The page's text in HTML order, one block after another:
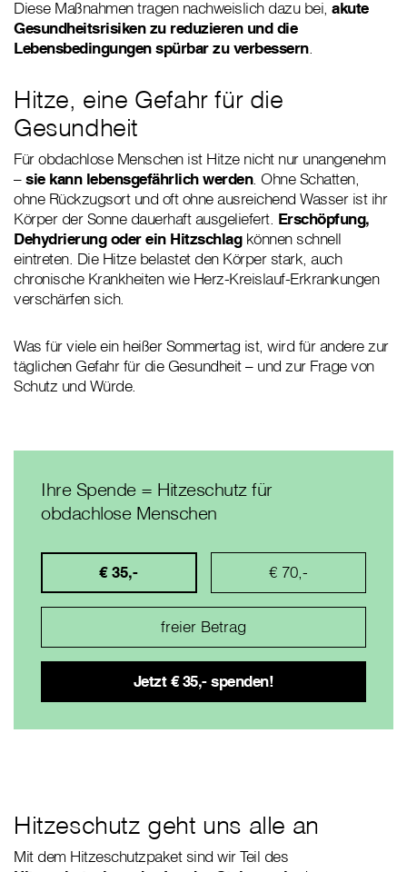
Diese Maßnahmen tragen nachweislich dazu bei, akute
Gesundheitsrisiken zu reduzieren und die
Lebensbedingungen spürbar zu verbessern.
Hitze, eine Gefahr für die
Gesundheit
Für obdachlose Menschen ist Hitze nicht nur unangenehm
–sie kann lebensgefährlich werden. Ohne Schatten,
ohne Rückzugsort und oft ohne ausreichend Wasser ist ihr
Körper der Sonne dauerhaft ausgeliefert. Erschöpfung,
Dehydrierung oder ein Hitzschlagkönnen schnell
eintreten. Die Hitze belastet den Körper stark, auch
chronische Krankheiten wie Herz-Kreislauf-Erkrankungen
verschärfen sich.
Was für viele ein heißer Sommertag ist, wird für andere zur
täglichen Gefahr für die Gesundheit – und zur Frage von
Schutz und Würde.
Ihre Spende = Hitzeschutz für
obdachlose Menschen
€ 35,- € 70,-
Hitzeschutz geht uns alle an
Mit dem Hitzeschutzpaket sind wir Teil des